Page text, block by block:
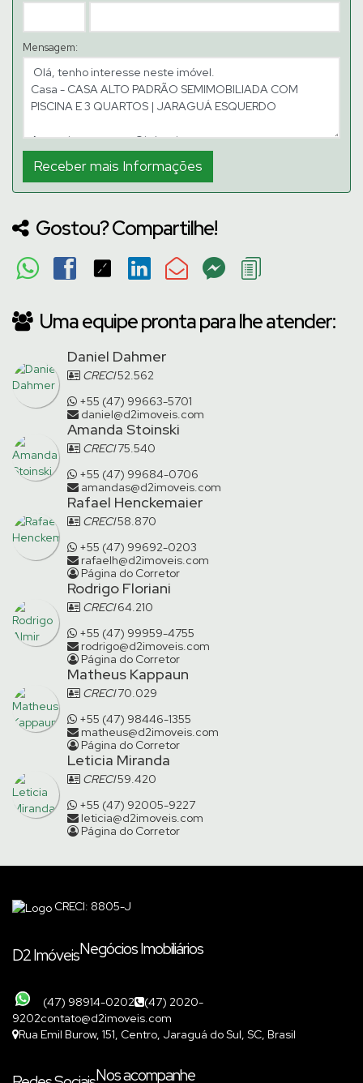
Mensagem:
Gostou? Compartilhe!
Uma equipe pronta para lhe atender:
Daniel Dahmer
CRECI52.562
+55 (47) 99663-5701
daniel@d2imoveis.com
Amanda Stoinski
CRECI75.540
+55 (47) 99684-0706
amandas@d2imoveis.com
Rafael Henckemaier
CRECI58.870
+55 (47) 99692-0203
rafaelh@d2imoveis.com
Página do Corretor
Rodrigo Floriani
CRECI64.210
+55 (47) 99959-4755
rodrigo@d2imoveis.com
Página do Corretor
Matheus Kappaun
CRECI70.029
+55 (47) 98446-1355
matheus@d2imoveis.com
Página do Corretor
Leticia Miranda
CRECI59.420
+55 (47) 92005-9227
leticia@d2imoveis.com
Página do Corretor
CRECI: 8805-J
D2 ImóveisNegócios Imobiliários
(47) 98914-0202
(47) 2020-
9202contato@d2imoveis.com
Rua Emil Burow, 151 Centro Jaraguá do Sul SC Brasil
Nos acompanhe